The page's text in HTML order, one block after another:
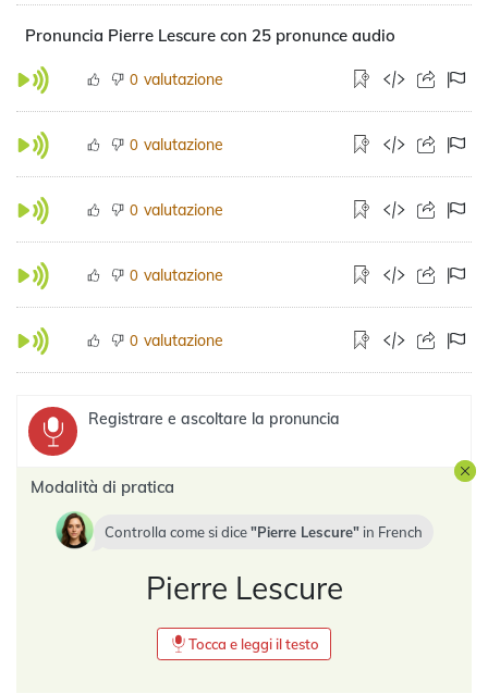
Pronuncia Pierre Lescure con 25 pronunce audio
0 valutazione
0 valutazione
0 valutazione
0 valutazione
0 valutazione
Registrare e ascoltare la pronuncia
Modalità di pratica
Controlla come si dice Pierre Lescure in French
Pierre Lescure
Tocca e leggi il testo